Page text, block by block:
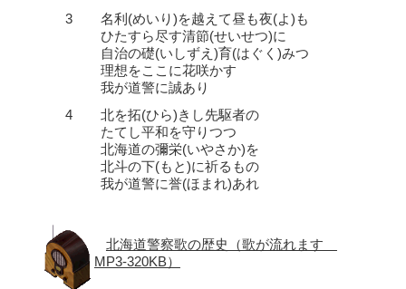
3
名利(めいり)を越えて昼も夜(よ)も
ひたすら尽す清節(せいせつ)に
自治の礎(いしずえ)育(はぐく)みつ
理想をここに花咲かす
我が道警に誠あり
4
北を拓(ひら)きし先駆者の
たてし平和を守りつつ
北海道の彌栄(いやさか)を
北斗の下(もと)に祈るもの
我が道警に誉(ほまれ)あれ
北海道警察歌の歴史（歌が流れます
MP3-320KB）